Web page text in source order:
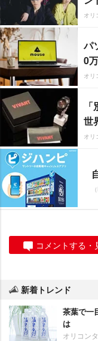
オリ
パ
0
オリ
世
オリ
コメントする・
新着トレンド
茶葉で一
は
オリコン